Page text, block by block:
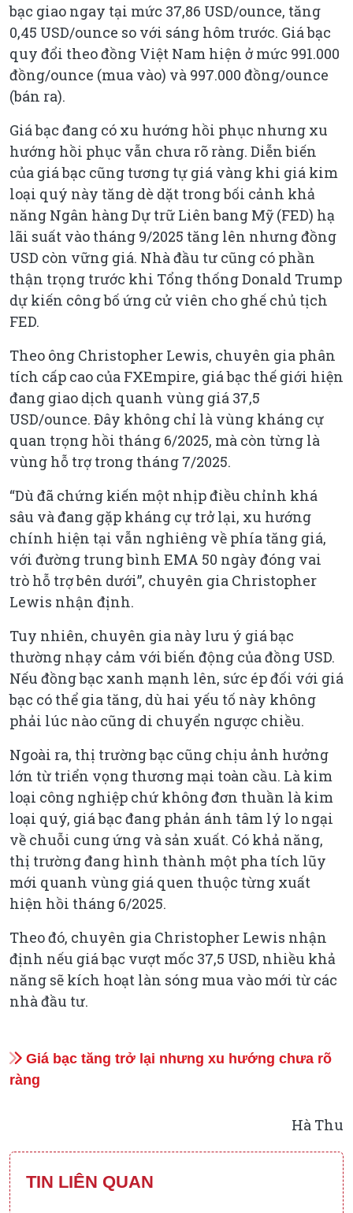
bạc giao ngay tại mức 37,86 USD/ounce, tăng
0,45 USD/ounce so với sáng hôm trước. Giá bạc
quy đổi theo đồng Việt Nam hiện ở mức 991.000
đồng/ounce (mua vào) và 997.000 đồng/ounce
(bán ra).
Giá bạc đang có xu hướng hồi phục nhưng xu
hướng hồi phục vẫn chưa rõ ràng. Diễn biến
của giá bạc cũng tương tự giá vàng khi giá kim
loại quý này tăng dè dặt trong bối cảnh khả
năng Ngân hàng Dự trữ Liên bang Mỹ (FED) hạ
lãi suất vào tháng 9/2025 tăng lên nhưng đồng
USD còn vững giá. Nhà đầu tư cũng có phần
thận trọng trước khi Tổng thống Donald Trump
dự kiến công bố ứng cử viên cho ghế chủ tịch
FED.
Theo ông Christopher Lewis, chuyên gia phân
tích cấp cao của FXEmpire, giá bạc thế giới hiện
đang giao dịch quanh vùng giá 37,5
USD/ounce. Đây không chỉ là vùng kháng cự
quan trọng hồi tháng 6/2025, mà còn từng là
vùng hỗ trợ trong tháng 7/2025.
“Dù đã chứng kiến một nhịp điều chỉnh khá
sâu và đang gặp kháng cự trở lại, xu hướng
chính hiện tại vẫn nghiêng về phía tăng giá,
với đường trung bình EMA 50 ngày đóng vai
trò hỗ trợ bên dưới”, chuyên gia Christopher
Lewis nhận định.
Tuy nhiên, chuyên gia này lưu ý giá bạc
thường nhạy cảm với biến động của đồng USD.
Nếu đồng bạc xanh mạnh lên, sức ép đối với giá
bạc có thể gia tăng, dù hai yếu tố này không
phải lúc nào cũng di chuyển ngược chiều.
Ngoài ra, thị trường bạc cũng chịu ảnh hưởng
lớn từ triển vọng thương mại toàn cầu. Là kim
loại công nghiệp chứ không đơn thuần là kim
loại quý, giá bạc đang phản ánh tâm lý lo ngại
về chuỗi cung ứng và sản xuất. Có khả năng,
thị trường đang hình thành một pha tích lũy
mới quanh vùng giá quen thuộc từng xuất
hiện hồi tháng 6/2025.
Theo đó, chuyên gia Christopher Lewis nhận
định nếu giá bạc vượt mốc 37,5 USD, nhiều khả
năng sẽ kích hoạt làn sóng mua vào mới từ các
nhà đầu tư.
Giá bạc tăng trở lại nhưng xu hướng chưa rõ
ràng
Hà Thu
TIN LIÊN QUAN